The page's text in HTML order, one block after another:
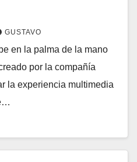
GUSTAVO
en la palma de la mano
por la compañía
la experiencia multimedia